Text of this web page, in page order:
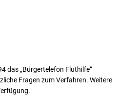
das „Bürgertelefon Fluthilfe“
Fragen zum Verfahren. Weitere